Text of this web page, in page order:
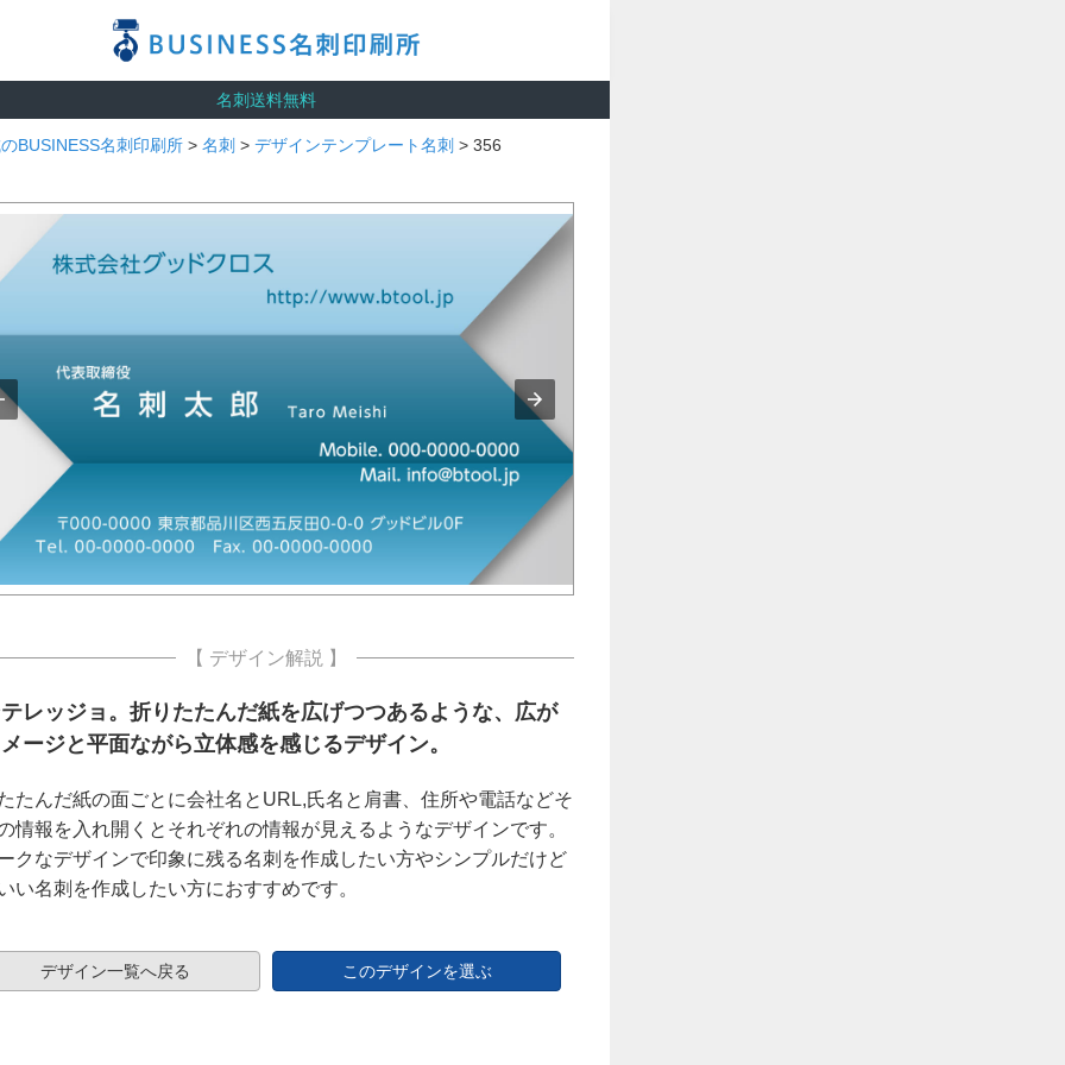
名刺送料無料
BUSINESS名刺印刷所 > 名刺 > デザインテンプレート名刺 > 356
【 デザイン解説 】
レッジョ。折りたたんだ紙を広げつつあるような、広が
ージと平面ながら立体感を感じるデザイン。
たんだ紙の面ごとに会社名とURL,氏名と肩書、住所や電話などそ
情報を入れ開くとそれぞれの情報が見えるようなデザインです。
クなデザインで印象に残る名刺を作成したい方やシンプルだけど
い名刺を作成したい方におすすめです。
デザイン一覧へ戻る このデザインを選ぶ